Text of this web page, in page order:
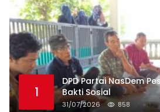
1
DPD Partai NasDem
Bakti Sosial
31/07/2026 858